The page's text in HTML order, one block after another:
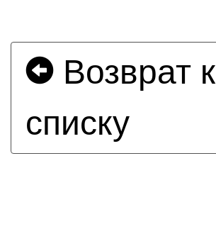
Возврат к
списку